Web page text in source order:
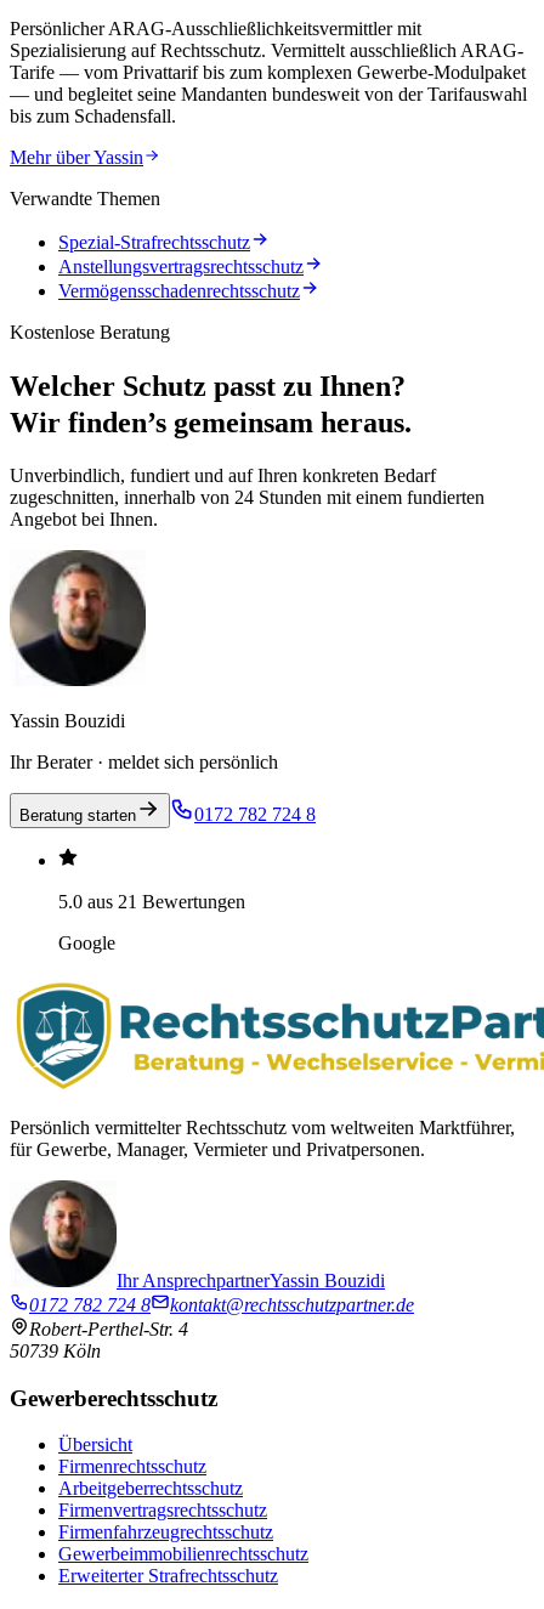
Persönlicher ARAG-Ausschließlichkeitsvermittler mit
Spezialisierung auf Rechtsschutz. Vermittelt ausschließlich ARAG-
Tarife — vom Privattarif bis zum komplexen Gewerbe-Modulpaket
— und begleitet seine Mandanten bundesweit von der Tarifauswahl
bis zum Schadensfall.
Mehr überYassin
Verwandte Themen
Spezial-Strafrechtsschutz
Anstellungsvertrags­rechtsschutz
Vermögensschaden­rechtsschutz
Kostenlose Beratung
Welcher Schutz passt zu Ihnen?
Wir finden’s gemeinsam heraus.
Unverbindlich, fundiert und auf Ihren konkreten Bedarf
zugeschnitten, innerhalb von 24 Stunden mit einem fundierten
Angebot bei Ihnen.
Yassin Bouzidi
Ihr Berater · meldet sich persönlich
Beratung starten 0172 782 724 8
5.0 aus 21 Bewertungen
Google
Persönlich vermittelter Rechtsschutz vom weltweiten Marktführer,
für Gewerbe, Manager, Vermieter und Privatpersonen.
Ihr AnsprechpartnerYassin Bouzidi
0172 782 724 8
kontakt@rechtsschutzpartner.de
Robert-Perthel-Str. 4
50739 Köln
Gewerberechtsschutz
Übersicht
Firmenrechtsschutz
Arbeitgeberrechtsschutz
Firmenvertragsrechtsschutz
Firmenfahrzeugrechtsschutz
Gewerbeimmobilien­rechtsschutz
Erweiterter Strafrechtsschutz